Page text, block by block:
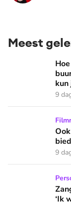
Meest
Hoe overleef je
kun
9
Ook de
9
Zanger Elbert
‘Ik